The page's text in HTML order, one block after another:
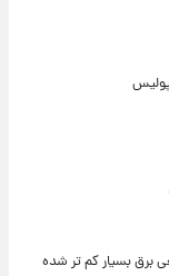
برق بسیار کم تر شده